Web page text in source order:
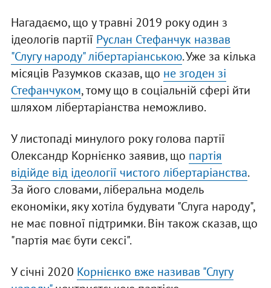
Нагадаємо, що у травні 2019 року один з
ідеологів партії Руслан Стефанчук назвав
"Слугу народу" лібертаріанською. Уже за кілька
місяців Разумков сказав, що не згоден зі
Стефанчуком, тому що в соціальній сфері йти
шляхом лібертаріанства неможливо.
У листопаді минулого року голова партії
Олександр Корнієнко заявив, що партія
відійде від ідеології чистого лібертаріанства.
За його словами, ліберальна модель
економіки, яку хотіла будувати "Слуга народу",
не має повної підтримки. Він також сказав, що
"партія має бути сексі".
У січні 2020 Корнієнко вже називав "Слугу